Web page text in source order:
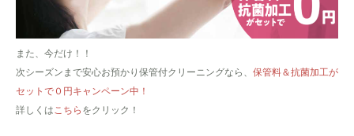
また、今だけ！！
次シーズンまで安心お預かり保管付クリーニングなら、 保管料＆抗菌加工が
セットで０円キャンペーン中！
詳しくはこちら をクリック！